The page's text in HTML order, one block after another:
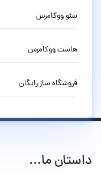
سئو ووکامرس
هاست ووکامرس
فروشگاه ساز رایگان
داستان ما...